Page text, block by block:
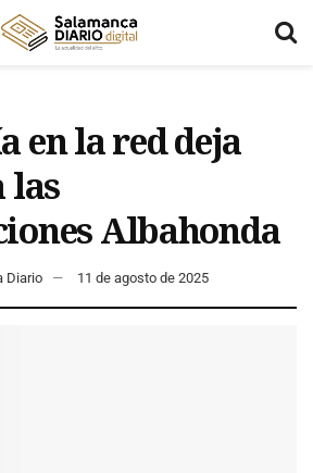
en la red deja
las
Albahonda
Diario 11 de agosto de 2025